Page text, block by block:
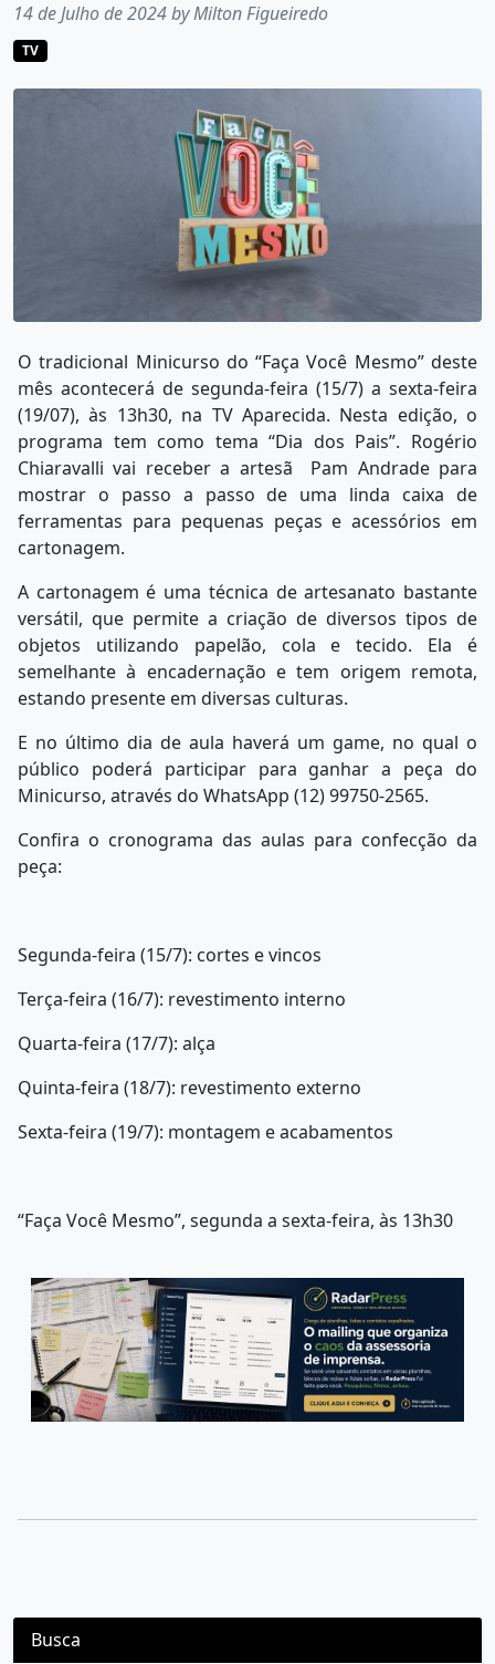
14 de Julho de 2024 by Milton Figueiredo
TV
O tradicional Minicurso do “Faça Você Mesmo” deste
mês acontecerá de segunda-feira (15/7) a sexta-feira
(19/07), às 13h30, na TV Aparecida. Nesta edição, o
programa tem como tema “Dia dos Pais”. Rogério
Chiaravalli vai receber a artesã Pam Andrade para
mostrar o passo a passo de uma linda caixa de
ferramentas para pequenas peças e acessórios em
cartonagem.
A cartonagem é uma técnica de artesanato bastante
versátil, que permite a criação de diversos tipos de
objetos utilizando papelão, cola e tecido. Ela é
semelhante à encadernação e tem origem remota,
estando presente em diversas culturas.
E no último dia de aula haverá um game, no qual o
público poderá participar para ganhar a peça do
Minicurso, através do WhatsApp (12) 99750-2565.
Confira o cronograma das aulas para confecção da
peça:
Segunda-feira (15/7): cortes e vincos
Terça-feira (16/7): revestimento interno
Quarta-feira (17/7): alça
Quinta-feira (18/7): revestimento externo
Sexta-feira (19/7): montagem e acabamentos
“Faça Você Mesmo”, segunda a sexta-feira, às 13h30
Busca